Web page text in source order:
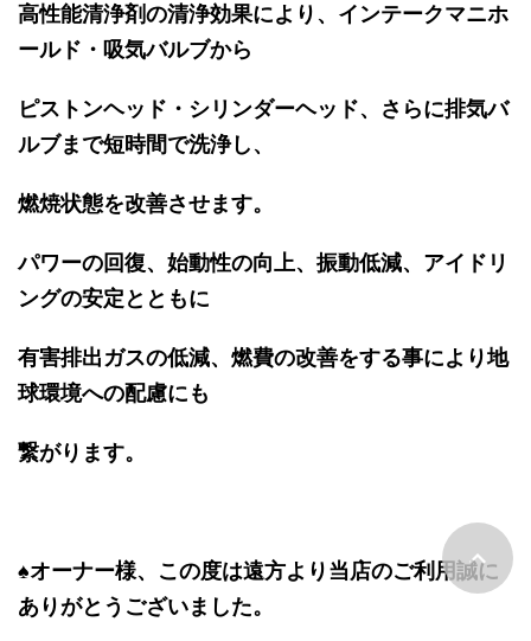
高性能清浄剤の清浄効果により、インテークマニホ
ールド・吸気バルブから
ピストンヘッド・シリンダーヘッド、 さらに排気バ
ルブまで短時間で洗浄し、
燃焼状態を改善させます。
パワーの回復、始動性の向上、振動低減、アイドリ
ングの安定とともに
有害排出ガスの低減、 燃費の改善をする事により地
球環境への配慮にも
繋がります。
♠オーナー様、この度は遠方より当店のご利用誠に
ありがとうございました。